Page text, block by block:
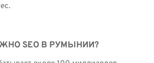
SEO В РУМЫНИИ?